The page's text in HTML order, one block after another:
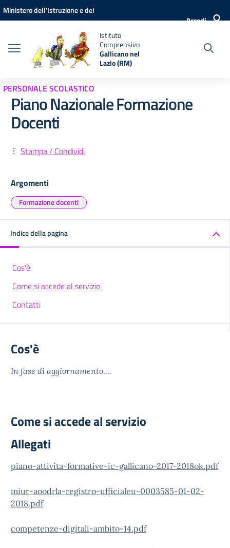
Vai ai contenuti
Vai al menu di navigazione
Vai al footer
Ministero dell'Istruzione e del
Accedi
Istituto
Comprensivo
Gallicano nel
Lazio (RM)
PERSONALE SCOLASTICO
Piano Nazionale Formazione
Docenti
Stampa / Condividi
Argomenti
Formazione docenti
Indice della pagina
Cos'è
Come si accede al servizio
Contatti
Cos'è
In fase di aggiornamento....
Come si accede al servizio
Allegati
piano-attivita-formative-ic-gallicano-2017-2018ok.pdf
miur-aoodrla-registro-ufficialeu-0003585-01-02-
2018.pdf
competenze-digitali-ambito-14.pdf